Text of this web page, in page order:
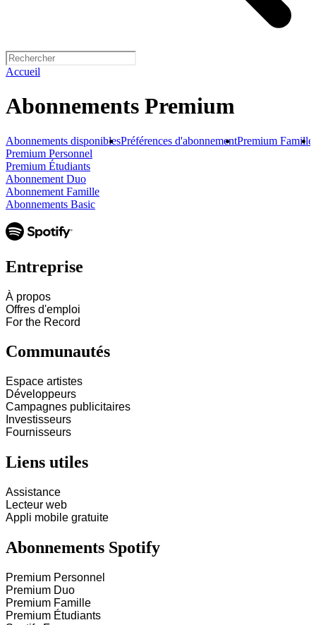
Accueil
Abonnements Premium
Abonnements disponiblesPréférences d'abonnementPremium Famille
Premium Personnel
Premium Étudiants
Abonnement Duo
Abonnement Famille
Abonnements Basic
Entreprise
À propos
Offres d'emploi
For the Record
Communautés
Espace artistes
Développeurs
Campagnes publicitaires
Investisseurs
Fournisseurs
Liens utiles
Assistance
Lecteur web
Appli mobile gratuite
Abonnements Spotify
Premium Personnel
Premium Duo
Premium Famille
Premium Étudiants